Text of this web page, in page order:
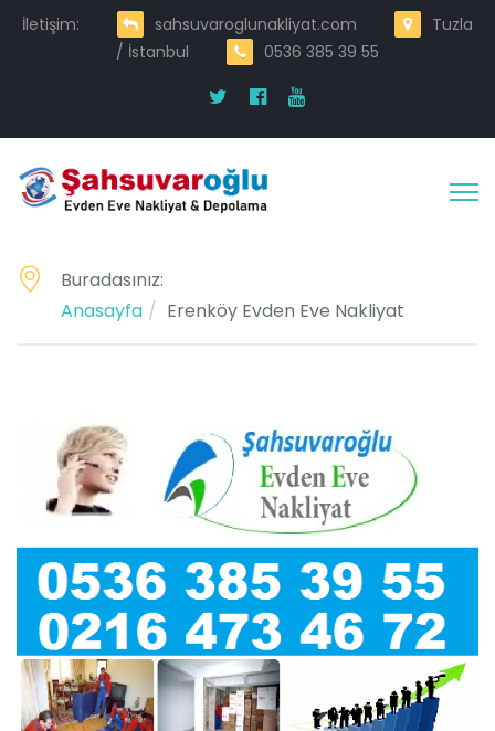
İletişim: sahsuvaroglunakliyat.com
Tuzla
/ İstanbul
0536 385 39 55
Buradasınız:
Anasayfa
Erenköy Evden Eve Nakliyat